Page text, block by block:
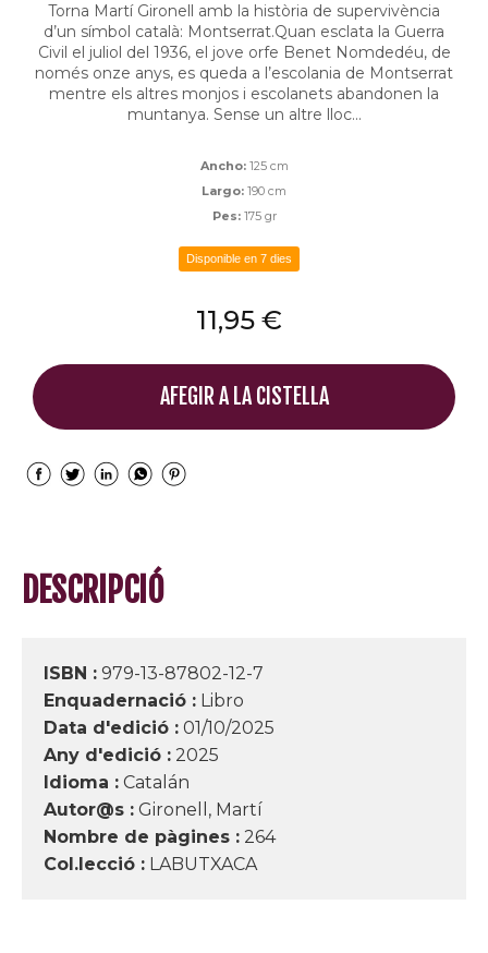
Torna Martí Gironell amb la història de supervivència
d’un símbol català: Montserrat.Quan esclata la Guerra
Civil el juliol del 1936, el jove orfe Benet Nomdedéu, de
només onze anys, es queda a l’escolania de Montserrat
mentre els altres monjos i escolanets abandonen la
muntanya. Sense un altre lloc...
Ancho: 125 cm
Largo: 190 cm
Pes: 175 gr
Disponible en 7 dies
11,95 €
AFEGIR A LA CISTELLA
DESCRIPCIÓ
ISBN : 979-13-87802-12-7
Enquadernació : Libro
Data d'edició : 01/10/2025
Any d'edició : 2025
Idioma : Catalán
Autor@s : Gironell, Martí
Nombre de pàgines : 264
Col.lecció : LABUTXACA